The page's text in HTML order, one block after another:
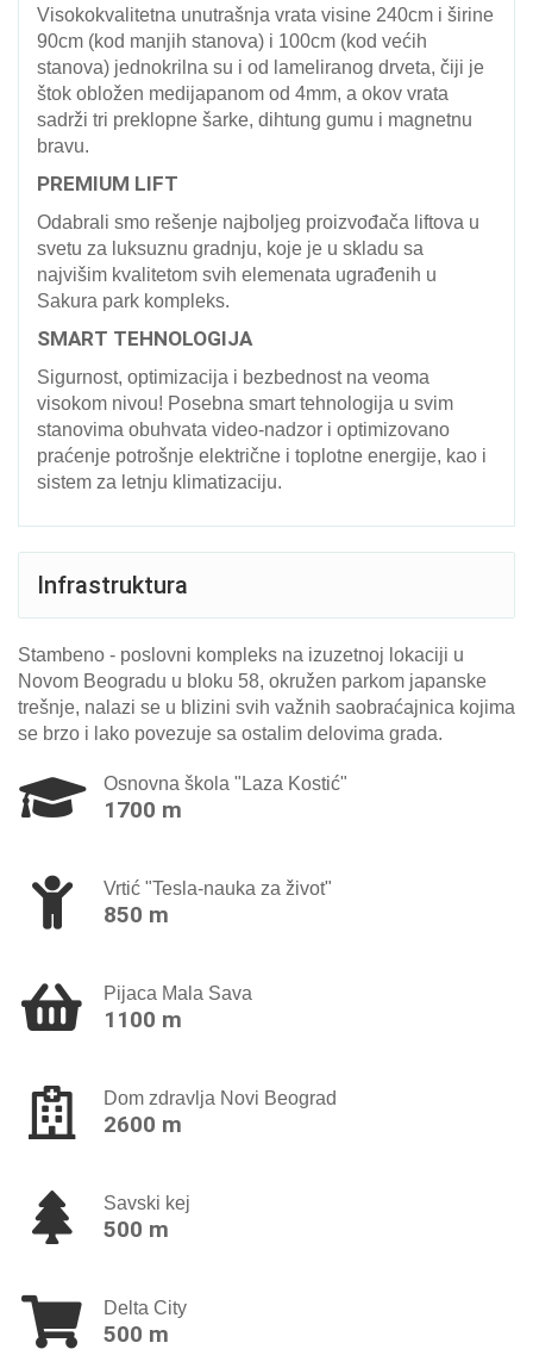
Visokokvalitetna unutrašnja vrata visine 240cm i širine
90cm (kod manjih stanova) i 100cm (kod većih
stanova) jednokrilna su i od lameliranog drveta, čiji je
štok obložen medijapanom od 4mm, a okov vrata
sadrži tri preklopne šarke, dihtung gumu i magnetnu
bravu.
PREMIUM LIFT
Odabrali smo rešenje najboljeg proizvođača liftova u
svetu za luksuznu gradnju, koje je u skladu sa
najvišim kvalitetom svih elemenata ugrađenih u
Sakura park kompleks.
SMART TEHNOLOGIJA
Sigurnost, optimizacija i bezbednost na veoma
visokom nivou! Posebna smart tehnologija u svim
stanovima obuhvata video-nadzor i optimizovano
praćenje potrošnje električne i toplotne energije, kao i
sistem za letnju klimatizaciju.
Infrastruktura
Stambeno - poslovni kompleks na izuzetnoj lokaciji u
Novom Beogradu u bloku 58, okružen parkom japanske
trešnje, nalazi se u blizini svih važnih saobraćajnica kojima
se brzo i lako povezuje sa ostalim delovima grada.
Osnovna škola "Laza Kostić"
1700 m
Vrtić "Tesla-nauka za život"
850 m
Pijaca Mala Sava
1100 m
Dom zdravlja Novi Beograd
2600 m
Savski kej
500 m
Delta City
500 m